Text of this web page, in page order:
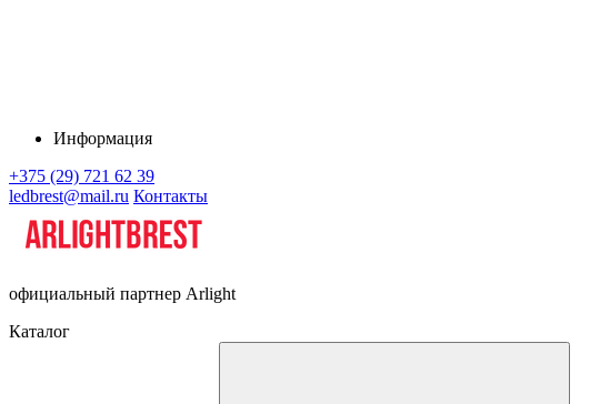
Информация
+375 (29) 721 62 39
ledbrest@mail.ru Контакты
официальный партнер Arlight
Каталог